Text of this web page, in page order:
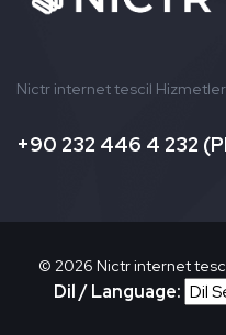
Nictr internet tescil Hizmetleri
+90 232 446 4 232
© 2026 Nictr internet
Dil / Language: